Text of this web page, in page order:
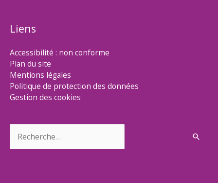
Liens
Accessibilité : non conforme
Plan du site
Mentions légales
Politique de protection des données
Gestion des cookies